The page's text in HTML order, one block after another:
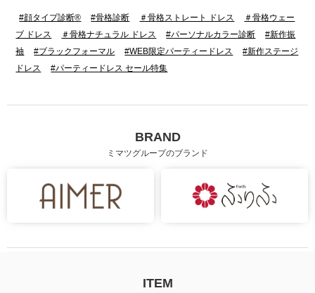
#顔タイプ診断® #骨格診断 ＃骨格ストレート ドレス
＃骨格ウェー
ブ ドレス
＃骨格ナチュラル ドレス #パーソナルカラー診断
#新作振
袖
#ブラックフォーマル #WEB限定パーティードレス
#新作ステージ
ドレス
#パーティードレス セール特集
BRAND
ミマツグループのブランド
ITEM